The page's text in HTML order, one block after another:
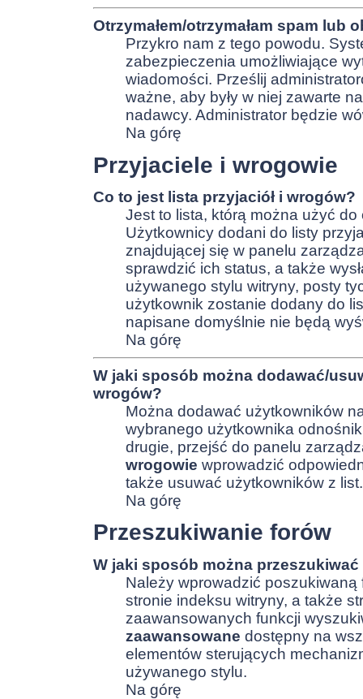
Otrzymałem/otrzymałam spam lub
Przykro nam z tego powodu.
zabezpieczenia umożliwiające
wiadomości. Prześlij
ważne, aby były w niej zawarte
nadawcy. Administrator będzie
Na górę
Przyjaciele i wrogowie
Co to jest lista przyjaciół i wrogów?
Jest to lista, którą można użyć
Użytkownicy dodani do listy
znajdującej się w panelu
sprawdzić ich status, a także
używanego stylu witryny, posty
użytkownik zostanie dodany do
napisane domyślnie nie będą
Na górę
W jaki sposób można dodawać/
wrogów?
Można dodawać użytkowników
wybranego użytkownika
drugie, przejść do panelu
wrogowie wprowadzić
także usuwać użytkowników z list.
Na górę
Przeszukiwanie forów
W jaki sposób można przeszukiwać
Należy wprowadzić
stronie indeksu witryny, a także
zaawansowanych funkcji
zaawansowane dostępny na
elementów sterujących
używanego stylu.
Na górę